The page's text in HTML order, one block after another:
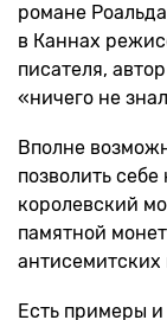
романе
в Каннах
писателя,
«ничего не
Вполне
позволить
королевский
памятной
Есть примеры